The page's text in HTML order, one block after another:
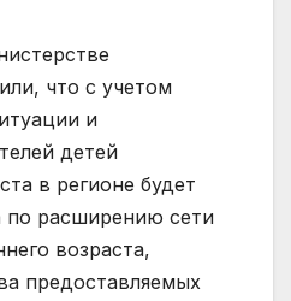
что с учетом
и
детей
в регионе будет
по расширению сети
возраста,
предоставляемых